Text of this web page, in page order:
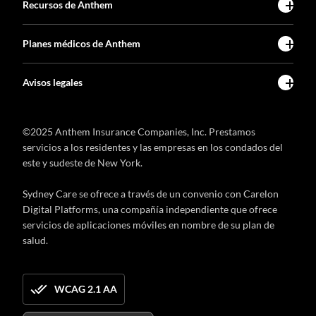
Recursos de Anthem
Planes médicos de Anthem
Avisos legales
©2025 Anthem Insurance Companies, Inc. Prestamos
servicios a los residentes y las empresas en los condados del
este y sudeste de New York.
Sydney Care se ofrece a través de un convenio con Carelon
Digital Platforms, una compañía independiente que ofrece
servicios de aplicaciones móviles en nombre de su plan de
salud.
WCAG 2.1 AA